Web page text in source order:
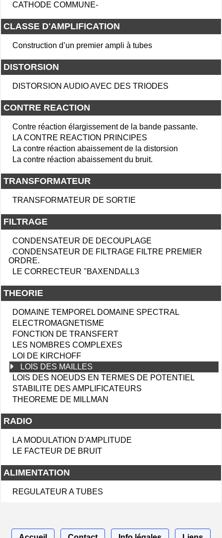
CATHODE COMMUNE-
CLASSE D'AMPLIFICATION
Construction d’un premier ampli à tubes
DISTORSION
DISTORSION AUDIO AVEC DES TRIODES
CONTRE REACTION
Contre réaction élargissement de la bande passante.
LA CONTRE REACTION PRINCIPES
La contre réaction abaissement de la distorsion
La contre réaction abaissement du bruit.
TRANSFORMATEUR
TRANSFORMATEUR DE SORTIE
FILTRAGE
CONDENSATEUR DE DECOUPLAGE
CONDENSATEUR DE FILTRAGE FILTRE PREMIER
ORDRE.
LE CORRECTEUR "BAXENDALL3
THEORIE
DOMAINE TEMPOREL DOMAINE SPECTRAL
ELECTROMAGNETISME
FONCTION DE TRANSFERT
LES NOMBRES COMPLEXES
LOI DE KIRCHOFF
LOIS DES MAILLES
LOIS DES NOEUDS EN TERMES DE POTENTIEL
STABILITE DES AMPLIFICATEURS
THEOREME DE MILLMAN
RADIO
LA MODULATION D'AMPLITUDE
LE FACTEUR DE BRUIT
ALIMENTATION
REGULATEUR A TUBES